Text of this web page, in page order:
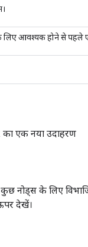
लिए आवश्यक होने से
एक नया उदाहरण
नोड्स के लिए
देखें।